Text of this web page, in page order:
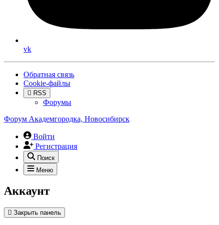
vk
Обратная связь
Cookie-файлы
RSS
Форумы
Форум Академгородка, Новосибирск
Войти
Регистрация
Поиск
Меню
Аккаунт
Закрыть панель